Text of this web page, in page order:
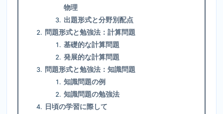
物理
出題形式と分野別配点
問題形式と勉強法：計算問題
基礎的な計算問題
発展的な計算問題
問題形式と勉強法：知識問題
知識問題の例
知識問題の勉強法
日頃の学習に際して